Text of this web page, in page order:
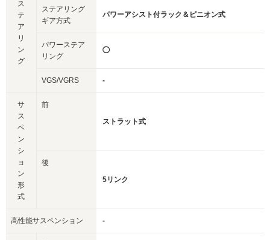
ス
テ
ア
リ
ン
グ
ステアリング
ギア方式
パワーアシスト付ラック＆ピニオン式
パワーステア
リング
◯
VGS/VGRS -
サ
ス
ペ
ン
シ
ョ
ン
形
式
前
ストラット式
後
5リンク
高性能サスペンション -